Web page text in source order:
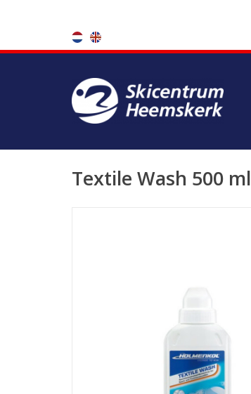
Textile Wash 500 ml